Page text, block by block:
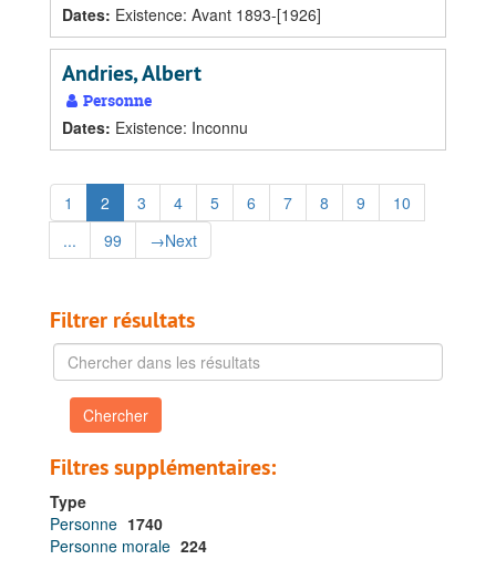
Dates: Existence: Avant 1893-[1926]
Andries, Albert
Personne
Dates: Existence: Inconnu
1 2 3 4 5 6 7 8 9
10
...
99 →Next
Filtrer résultats
Chercher
dans
les
résultats
Filtres supplémentaires:
Type
Personne 1740
Personne morale 224